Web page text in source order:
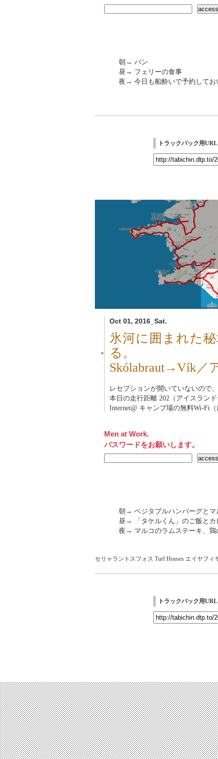
朝→ パン
昼→ フェリーの食事
夜→ 今日も船酔いで予約してお
トラックバック用URL
Oct 01, 2016_Sat.
■
氷河に囲まれた
る。
Skólabraut→Vík／
レセプションが開いていないので
本日の走行距離 202（アイスラン
Internet@ キャンプ場の無料Wi-Fi
Men at Work.
パスワードをお願いします。
朝→ ベジタブルハンバーグとマ
昼→ 「タケルくん」のご飯とカ
夜→ マルコのラムステーキ、鶏
セリャラントスフォス Turf Houses エイヤフィ
トラックバック用URL